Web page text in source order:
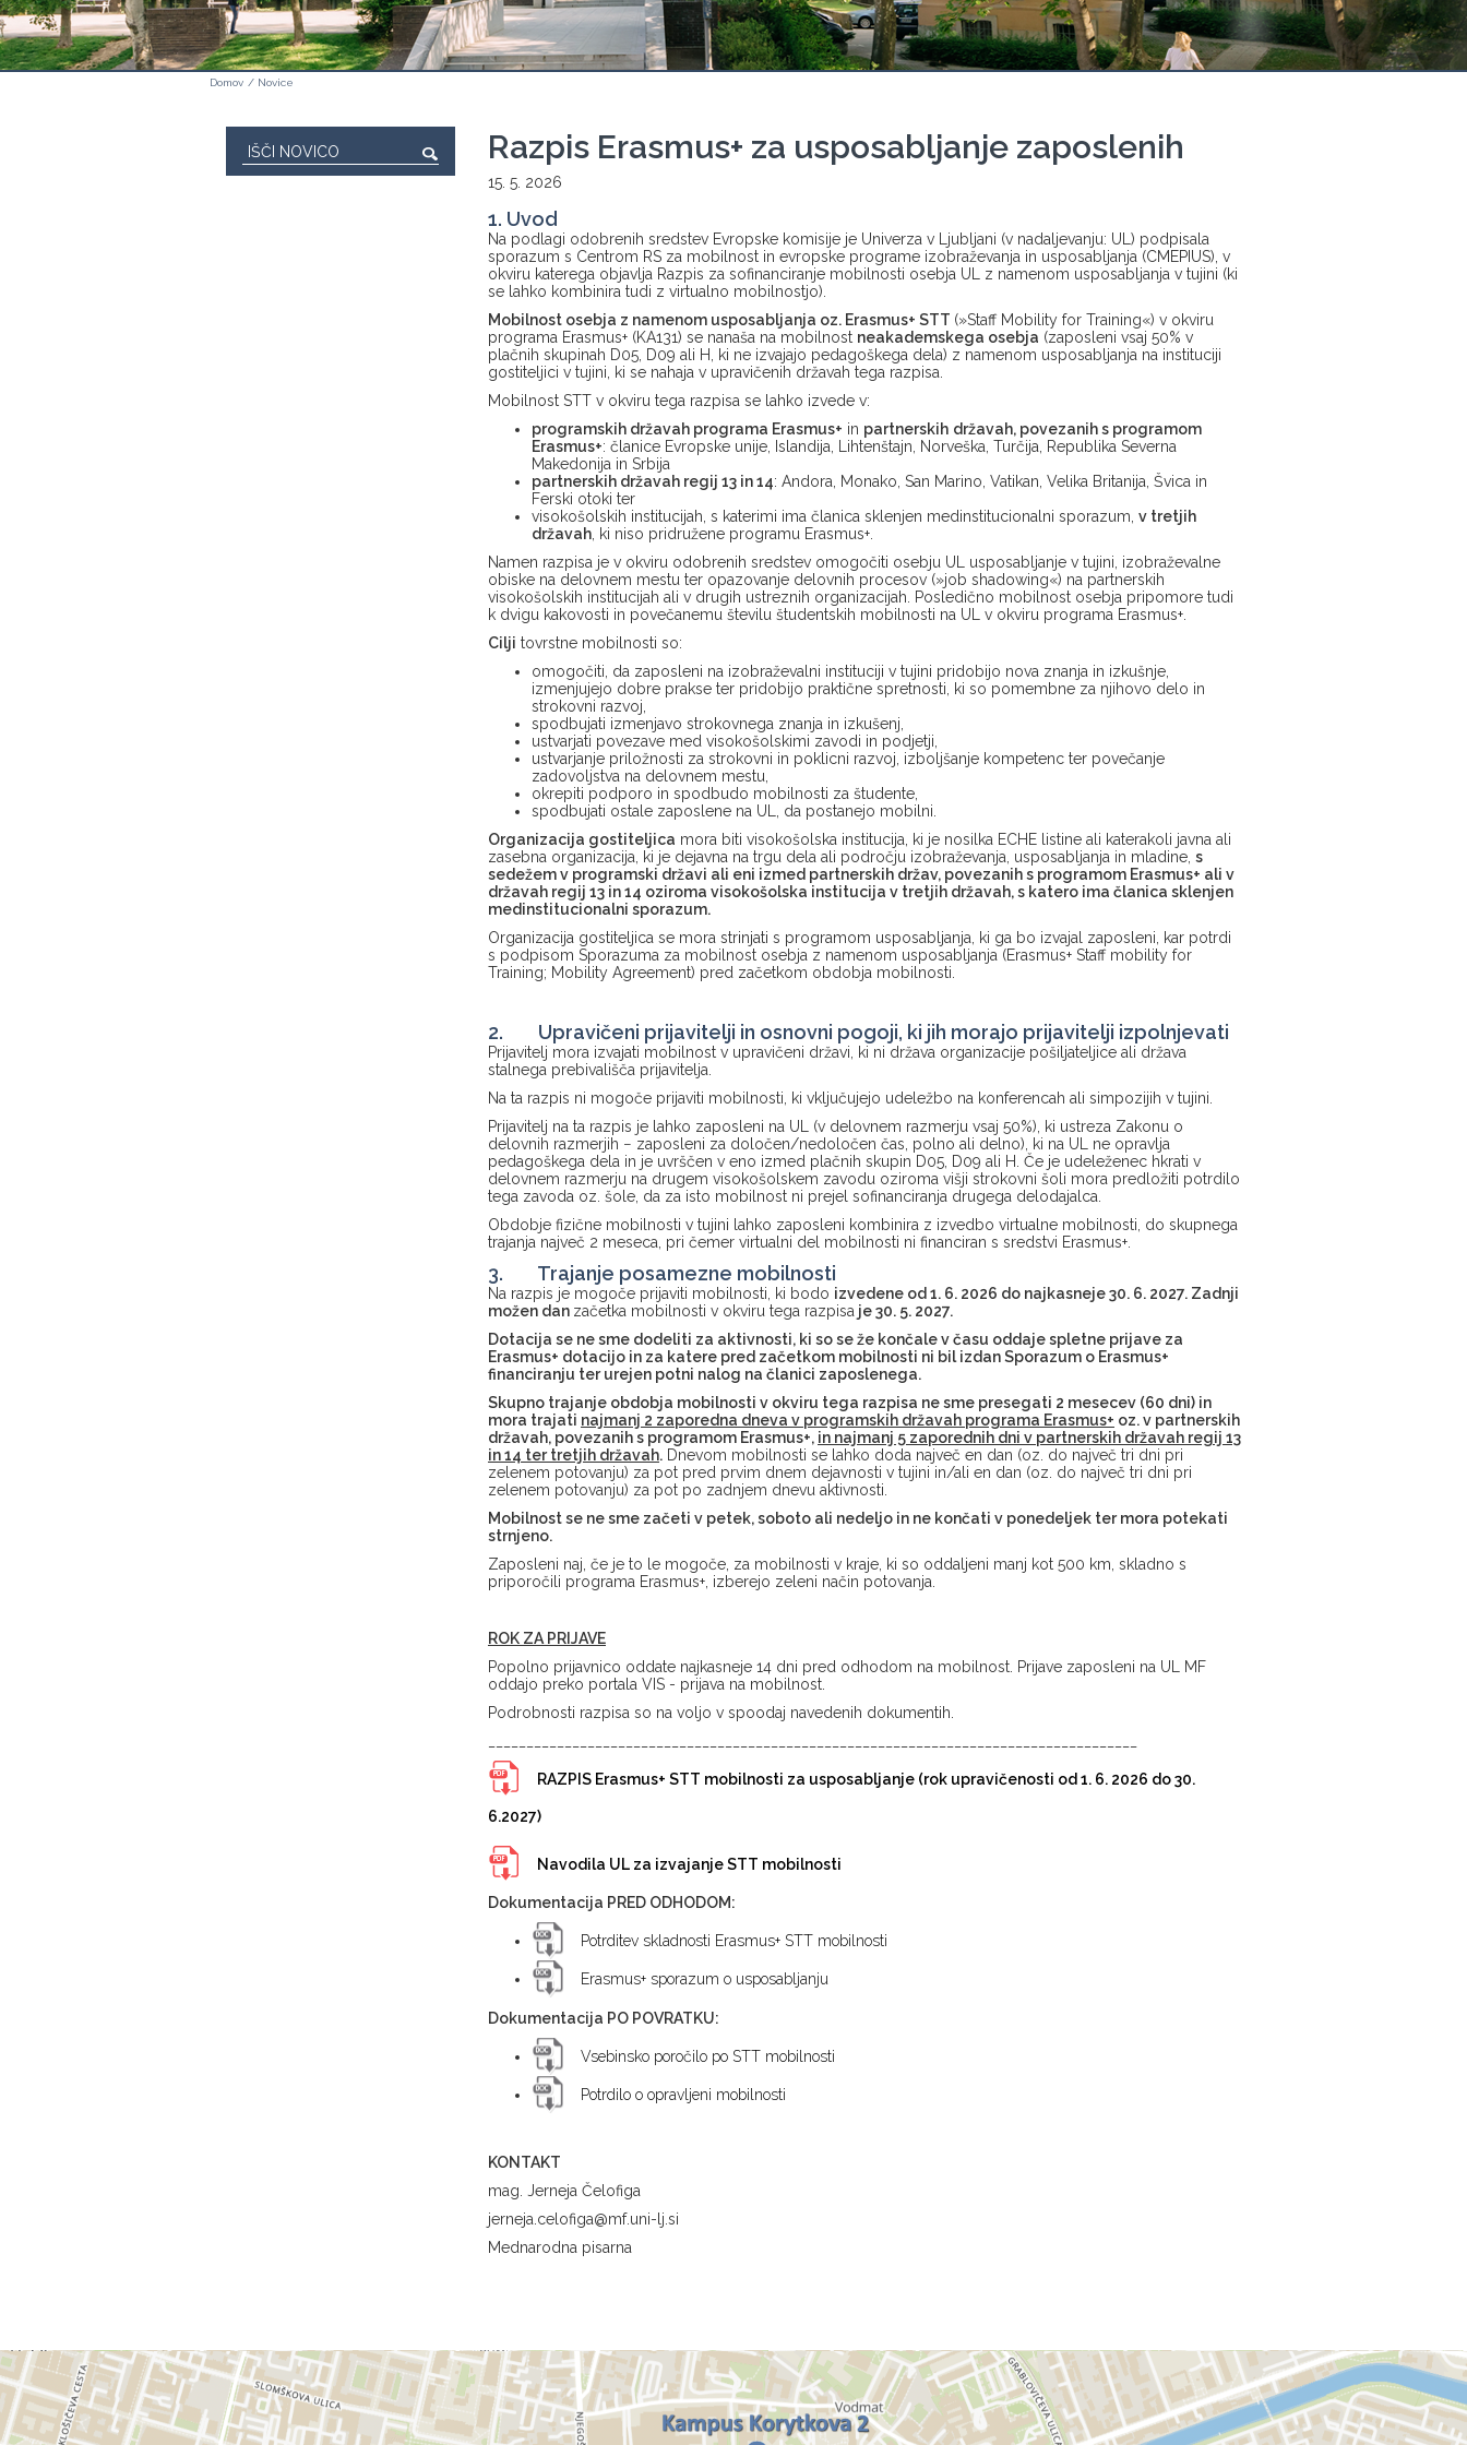
Domov / Novice
Razpis Erasmus+ za usposabljanje zaposlenih
15. 5. 2026
1. Uvod
Na podlagi odobrenih sredstev Evropske komisije je Univerza v Ljubljani (v nadaljevanju: UL) podpisala
sporazum s Centrom RS za mobilnost in evropske programe izobraževanja in usposabljanja (CMEPIUS), v
okviru katerega objavlja Razpis za sofinanciranje mobilnosti osebja UL z namenom usposabljanja v tujini (ki
se lahko kombinira tudi z virtualno mobilnostjo).
Mobilnost osebja z namenom usposabljanja oz. Erasmus+ STT (»Staff Mobility for Training«) v okviru
programa Erasmus+ (KA131) se nanaša na mobilnost neakademskega osebja (zaposleni vsaj 50% v
plačnih skupinah D05, D09 ali H, ki ne izvajajo pedagoškega dela) z namenom usposabljanja na instituciji
gostiteljici v tujini, ki se nahaja v upravičenih državah tega razpisa.
Mobilnost STT v okviru tega razpisa se lahko izvede v:
programskih državah programa Erasmus+ in partnerskih državah, povezanih s programom
Erasmus+: članice Evropske unije, Islandija, Lihtenštajn, Norveška, Turčija, Republika Severna
Makedonija in Srbija
partnerskih državah regij 13 in 14: Andora, Monako, San Marino, Vatikan, Velika Britanija, Švica in
Ferski otoki ter
visokošolskih institucijah, s katerimi ima članica sklenjen medinstitucionalni sporazum, v tretjih
državah , ki niso pridružene programu Erasmus+.
Namen razpisa je v okviru odobrenih sredstev omogočiti osebju UL usposabljanje v tujini, izobraževalne
obiske na delovnem mestu ter opazovanje delovnih procesov (»job shadowing«) na partnerskih
visokošolskih institucijah ali v drugih ustreznih organizacijah. Posledično mobilnost osebja pripomore tudi
k dvigu kakovosti in povečanemu številu študentskih mobilnosti na UL v okviru programa Erasmus+.
Cilji tovrstne mobilnosti so:
omogočiti, da zaposleni na izobraževalni instituciji v tujini pridobijo nova znanja in izkušnje,
izmenjujejo dobre prakse ter pridobijo praktične spretnosti, ki so pomembne za njihovo delo in
strokovni razvoj,
spodbujati izmenjavo strokovnega znanja in izkušenj,
ustvarjati povezave med visokošolskimi zavodi in podjetji,
ustvarjanje priložnosti za strokovni in poklicni razvoj, izboljšanje kompetenc ter povečanje
zadovoljstva na delovnem mestu,
okrepiti podporo in spodbudo mobilnosti za študente,
spodbujati ostale zaposlene na UL, da postanejo mobilni.
Organizacija gostiteljica mora biti visokošolska institucija, ki je nosilka ECHE listine ali katerakoli javna ali
zasebna organizacija, ki je dejavna na trgu dela ali področju izobraževanja, usposabljanja in mladine, s
sedežem v programski državi ali eni izmed partnerskih držav, povezanih s programom Erasmus+ ali v
državah regij 13 in 14 oziroma visokošolska institucija v tretjih državah, s katero ima članica sklenjen
medinstitucionalni sporazum.
Organizacija gostiteljica se mora strinjati s programom usposabljanja, ki ga bo izvajal zaposleni, kar potrdi
s podpisom Sporazuma za mobilnost osebja z namenom usposabljanja (Erasmus+ Staff mobility for
Training; Mobility Agreement) pred začetkom obdobja mobilnosti.
2. Upravičeni prijavitelji in osnovni pogoji, ki jih morajo prijavitelji izpolnjevati
Prijavitelj mora izvajati mobilnost v upravičeni državi, ki ni država organizacije pošiljateljice ali država
stalnega prebivališča prijavitelja.
Na ta razpis ni mogoče prijaviti mobilnosti, ki vključujejo udeležbo na konferencah ali simpozijih v tujini.
Prijavitelj na ta razpis je lahko zaposleni na UL (v delovnem razmerju vsaj 50%), ki ustreza Zakonu o
delovnih razmerjih − zaposleni za določen/nedoločen čas, polno ali delno), ki na UL ne opravlja
pedagoškega dela in je uvrščen v eno izmed plačnih skupin D05, D09 ali H. Če je udeleženec hkrati v
delovnem razmerju na drugem visokošolskem zavodu oziroma višji strokovni šoli mora predložiti potrdilo
tega zavoda oz. šole, da za isto mobilnost ni prejel sofinanciranja drugega delodajalca.
Obdobje fizične mobilnosti v tujini lahko zaposleni kombinira z izvedbo virtualne mobilnosti, do skupnega
trajanja največ 2 meseca, pri čemer virtualni del mobilnosti ni financiran s sredstvi Erasmus+.
3. Trajanje posamezne mobilnosti
Na razpis je mogoče prijaviti mobilnosti, ki bodo izvedene od 1. 6. 2026 do najkasneje 30. 6. 2027. Zadnji
možen dan začetka mobilnosti v okviru tega razpisa je 30. 5. 2027.
Dotacija se ne sme dodeliti za aktivnosti, ki so se že končale v času oddaje spletne prijave za
Erasmus+ dotacijo in za katere pred začetkom mobilnosti ni bil izdan Sporazum o Erasmus+
financiranju ter urejen potni nalog na članici zaposlenega.
Skupno trajanje obdobja mobilnosti v okviru tega razpisa ne sme presegati 2 mesecev (60 dni) in
mora trajati najmanj 2 zaporedna dneva v programskih državah programa Erasmus+ oz. v partnerskih
državah, povezanih s programom Erasmus+, in najmanj 5 zaporednih dni v partnerskih državah regij 13
in 14 ter tretjih državah. Dnevom mobilnosti se lahko doda največ en dan (oz. do največ tri dni pri
zelenem potovanju) za pot pred prvim dnem dejavnosti v tujini in/ali en dan (oz. do največ tri dni pri
zelenem potovanju) za pot po zadnjem dnevu aktivnosti.
Mobilnost se ne sme začeti v petek, soboto ali nedeljo in ne končati v ponedeljek ter mora potekati
strnjeno.
Zaposleni naj, če je to le mogoče, za mobilnosti v kraje, ki so oddaljeni manj kot 500 km, skladno s
priporočili programa Erasmus+, izberejo zeleni način potovanja.
ROK ZA PRIJAVE
Popolno prijavnico oddate najkasneje 14 dni pred odhodom na mobilnost. Prijave zaposleni na UL MF
oddajo preko portala VIS - prijava na mobilnost.
Podrobnosti razpisa so na voljo v spoodaj navedenih dokumentih.
RAZPIS Erasmus+ STT mobilnosti za usposabljanje (rok upravičenosti od 1. 6. 2026 do 30.
6.2027)
Navodila UL za izvajanje STT mobilnosti
Dokumentacija PRED ODHODOM:
Potrditev skladnosti Erasmus+ STT mobilnosti
Erasmus+ sporazum o usposabljanju
Dokumentacija PO POVRATKU:
Vsebinsko poročilo po STT mobilnosti
Potrdilo o opravljeni mobilnosti
KONTAKT
mag. Jerneja Čelofiga
jerneja.celofiga@mf.uni-lj.si
Mednarodna pisarna